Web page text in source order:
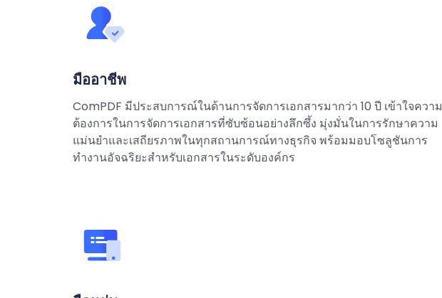
มืออาชีพ
ComPDF มีประสบการณ์ในด้านการจัดการเอกสารมากว่า 10 ปี เข้าใจความ
ต้องการในการจัดการเอกสารที่ซับซ้อนอย่างลึกซึ้ง มุ่งมั่นในการรักษาความ
แม่นยำและเสถียรภาพในทุกสถานการณ์ทางธุรกิจ พร้อมมอบโซลูชันการ
ทำงานอัจฉริยะสำหรับเอกสารในระดับองค์กร